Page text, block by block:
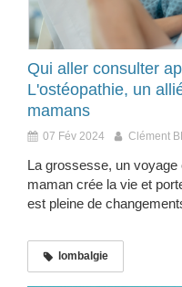
Qui aller consulter
L'ostéopathie, un
mamans
07 Fév 2024 Clément
La grossesse, un
maman crée la vie et
est pleine de
lombalgie